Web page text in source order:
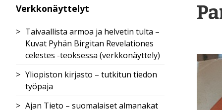
Verkkonäyttelyt
Taivaallista armoa ja helvetin tulta –
Kuvat Pyhän Birgitan Revelationes
celestes -teoksessa (verkkonäyttely)
Birgitan uudistusagenda
Ilmestys uudesta
luostarisäännöstä
Taivaan ja maan välillä
Yliopiston kirjasto – tutkitun tiedon
työpaja
Näkökulmia avoimeen tieteeseen
Ajan Tieto – suomalaiset almanakat